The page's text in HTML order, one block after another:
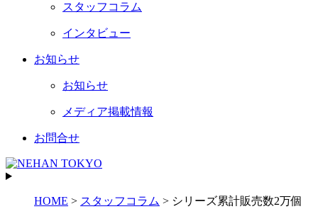
スタッフコラム
インタビュー
お知らせ
お知らせ
メディア掲載情報
お問合せ
HOME > スタッフコラム > シリーズ累計販売数2万個